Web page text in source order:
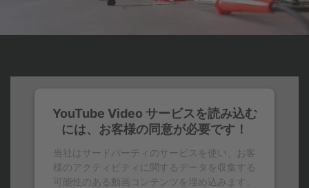
YouTube Video サービスを読み込む
には、お客様の同意が必要です！
当社はサードパーティのサービスを使い、お客
様のアクティビティに関するデータを収集する
可能性のある動画コンテンツを埋め込みます。